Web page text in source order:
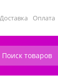
Доставка Оплата